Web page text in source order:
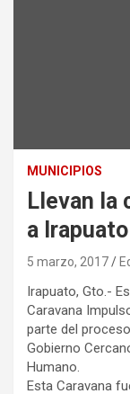
MUNICIPIOS
Llevan la
a Irapuato
5 marzo, 2017
Irapuato, Gto.-
Caravana
parte del
Gobierno
Humano.
Esta Caravana